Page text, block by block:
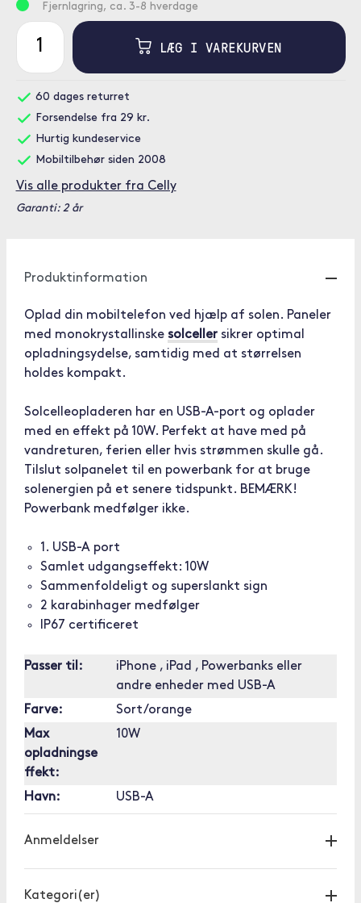
Fjernlagring, ca. 3-8 hverdage
LÆG I VAREKURVEN
60 dages returret
Forsendelse fra 29 kr.
Hurtig kundeservice
Mobiltilbehør siden 2008
Vis alle produkter fra Celly
Garanti: 2 år
Produktinformation
Oplad din mobiltelefon ved hjælp af solen. Paneler
med monokrystallinske solceller sikrer optimal
opladningsydelse, samtidig med at størrelsen
holdes kompakt.
Solcelleopladeren har en USB-A-port og oplader
med en effekt på 10W. Perfekt at have med på
vandreturen, ferien eller hvis strømmen skulle gå.
Tilslut solpanelet til en powerbank for at bruge
solenergien på et senere tidspunkt. BEMÆRK!
Powerbank medfølger ikke.
1. USB-A port
Samlet udgangseffekt: 10W
Sammenfoldeligt og superslankt sign
2 karabinhager medfølger
IP67 certificeret
Passer til:
iPhone , iPad , Powerbanks eller
andre enheder med USB-A
Farve:
Sort/orange
Max
opladningse
ffekt:
10W
Havn: USB-A
Anmeldelser
Kategori(er)